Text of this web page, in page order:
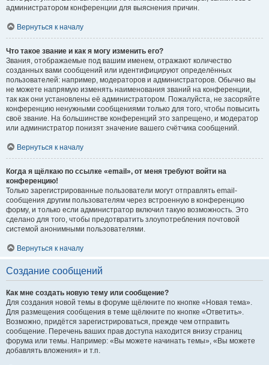
администратором конференции для выяснения причин.
Вернуться к началу
Что такое звание и как я могу изменить его?
Звания, отображаемые под вашим именем, отражают количество
созданных вами сообщений или идентифицируют определённых
пользователей: например, модераторов и администраторов. Обычно вы
не можете напрямую изменять наименования званий на конференции,
так как они установлены её администратором. Пожалуйста, не засоряйте
конференцию ненужными сообщениями только для того, чтобы повысить
своё звание. На большинстве конференций это запрещено, и модератор
или администратор понизят значение вашего счётчика сообщений.
Вернуться к началу
Когда я щёлкаю по ссылке «email», от меня требуют войти на
конференцию!
Только зарегистрированные пользователи могут отправлять email-
сообщения другим пользователям через встроенную в конференцию
форму, и только если администратор включил такую возможность. Это
сделано для того, чтобы предотвратить злоупотребления почтовой
системой анонимными пользователями.
Вернуться к началу
Создание сообщений
Как мне создать новую тему или сообщение?
Для создания новой темы в форуме щёлкните по кнопке «Новая тема».
Для размещения сообщения в теме щёлкните по кнопке «Ответить».
Возможно, придётся зарегистрироваться, прежде чем отправить
сообщение. Перечень ваших прав доступа находится внизу страниц
форума или темы. Например: «Вы можете начинать темы», «Вы можете
добавлять вложения» и т.п.